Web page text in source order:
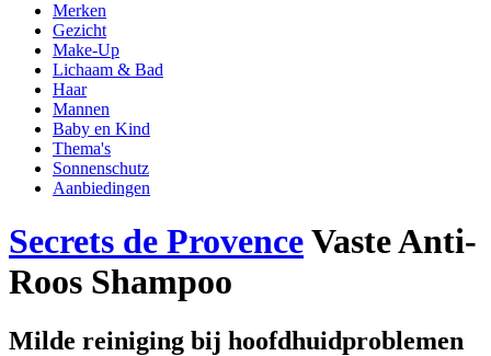
Merken
Gezicht
Make-Up
Lichaam & Bad
Haar
Mannen
Baby en Kind
Thema's
Sonnenschutz
Aanbiedingen
Secrets de ProvenceVaste Anti-
Roos Shampoo
Milde reiniging bij hoofdhuidproblemen